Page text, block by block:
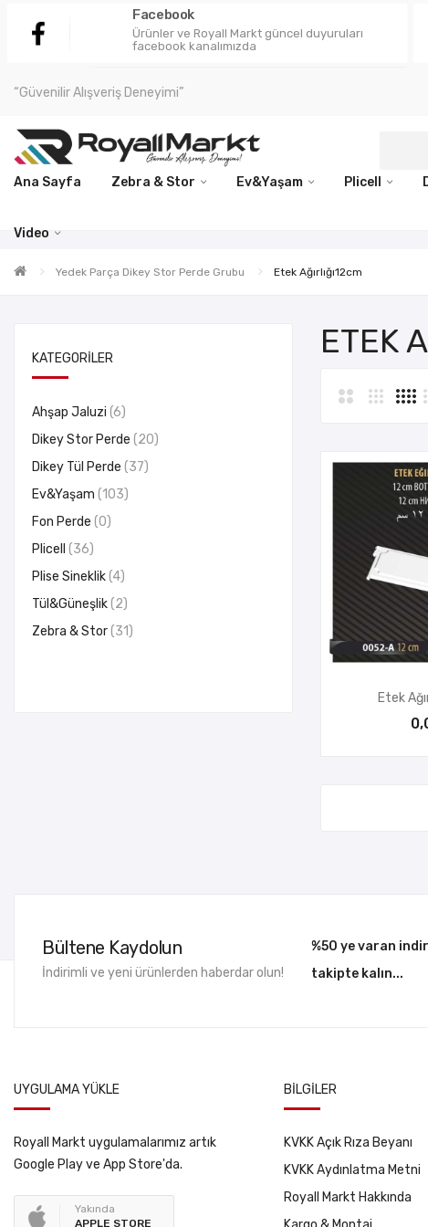
Facebook
Ürünler ve Royall Markt güncel duyuruları
facebook kanalımızda
“Güvenilir Alışveriş Deneyimi”
Ana Sayfa Zebra & Stor Ev&Yaşam Plicell
Video
Yedek Parça Dikey Stor Perde Grubu Etek Ağırlığı12cm
KATEGORILER
Ahşap Jaluzi 6
Dikey Stor Perde 20
Dikey Tül Perde 37
Ev&Yaşam 103
Fon Perde 0
Plicell
36
Plise Sineklik 4
Tül&Güneşlik 2
Zebra & Stor 31
ETEK
Etek
Bültene Kaydolun
İndirimli ve yeni ürünlerden haberdar olun!
%50 ye varan
takipte kalın...
UYGULAMA YÜKLE
Royall Markt uygulamalarımız artık
Google Play ve App Store'da.
Yakında
APPLE STORE
BILGILER
KVKK Açık Rıza Beyanı
KVKK Aydınlatma Metni
Royall Markt Hakkında